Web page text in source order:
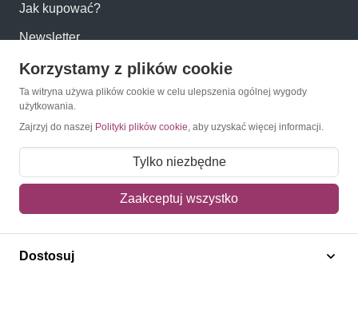
Jak kupować?
Newsletter
Konto
Moje konto
Mój koszyk
Adres dostawy
Polecamy
Korzystamy z plików cookie
Ta witryna używa plików cookie w celu ulepszenia ogólnej wygody
użytkowania.
Zajrzyj do naszej Polityki plików cookie, aby uzyskać więcej informacji.
Tylko niezbędne
Zaakceptuj wszystko
Dostosuj